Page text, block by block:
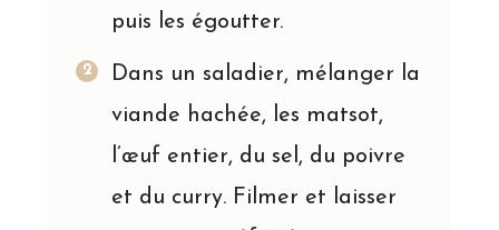
puis les égoutter.
Dans un saladier, mélanger la
viande hachée, les matsot,
l’œuf entier, du sel, du poivre
et du curry. Filmer et laisser